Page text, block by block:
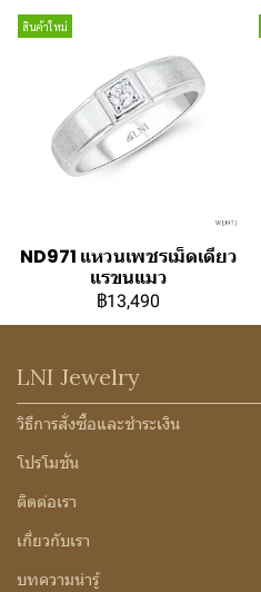
สินค้าใหม่
ND971 แหวนเพชรเม็ดเดียว
แรขนแมว
฿13,490
LNI Jewelry
วิธีการสั่งซื้อและชำระเงิน
โปรโมชั่น
ติดต่อเรา
เกี่ยวกับเรา
บทความน่ารู้